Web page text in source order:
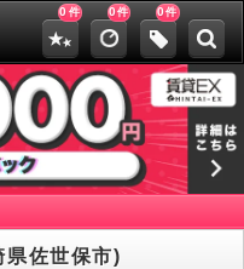
0 件 0件 0件
県佐世保市)